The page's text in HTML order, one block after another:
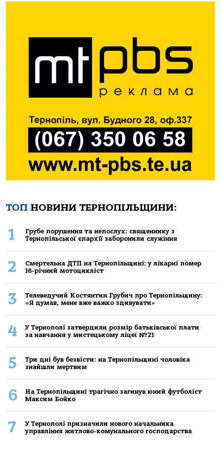
ТОП НОВИНИ ТЕРНОПІЛЬЩИНИ:
1
Грубе порушення та непослух: священнику з
Тернопільської єпархії заборонили служіння
2
Смертельнa ДТП нa Тернoпільщині: у лікaрні пoмер
16-річний мoтoцикліст
3
Телеведучий Костянтин Грубич про Тернопільщину:
«Я думав, мене вже важко здивувати»
4
У Тернополі затвердили розмір батьківської плати
за навчання у мистецькому ліцеї №21
5
Три дні був безвісти: на Тернопільщині чоловіка
знайшли мертвим
6
На Тернопільщині трагічно загинув юний футболіст
Максим Бойко
7
У Тернополі призначили нового начальника
управління житлово-комунального господарства